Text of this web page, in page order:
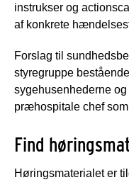
instrukser og
af konkrete
Forslag til
styregruppe
sygehusenhederne
præhospitale chef
Find
Høringsmaterialet er